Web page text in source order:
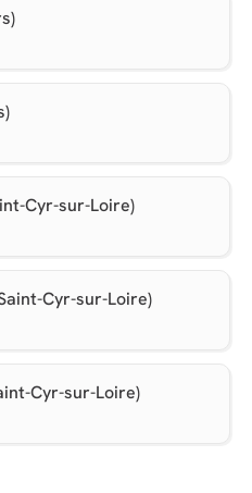
Cyr-sur-Loire)
Cyr-sur-Loire)
Cyr-sur-Loire)